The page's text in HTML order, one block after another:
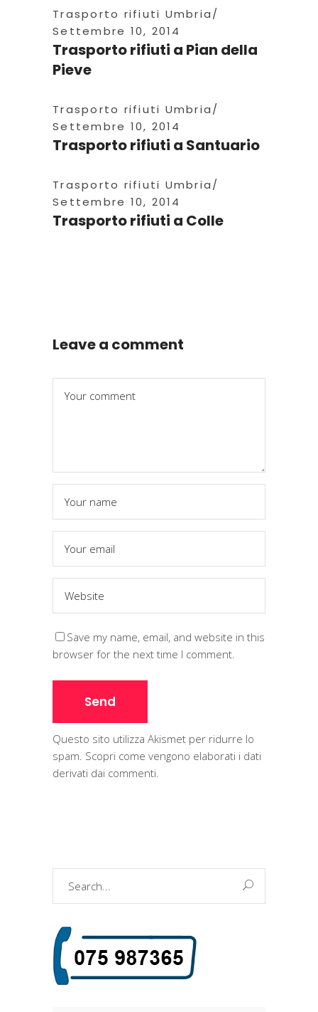
Trasporto rifiuti Umbria
Settembre 10, 2014
Trasporto rifiuti a Pian della
Pieve
Trasporto rifiuti Umbria
Settembre 10, 2014
Trasporto rifiuti a Santuario
Trasporto rifiuti Umbria
Settembre 10, 2014
Trasporto rifiuti a Colle
Leave a comment
Save my name, email, and website in this
browser for the next time I comment.
Questo sito utilizza Akismet per ridurre lo
spam. Scopri come vengono elaborati i dati
derivati dai commenti.